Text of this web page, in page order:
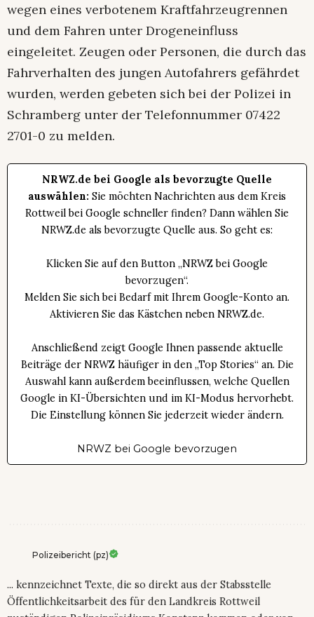
wegen eines verbotenem Kraftfahrzeugrennen
und dem Fahren unter Drogeneinfluss
eingeleitet. Zeugen oder Personen, die durch das
Fahrverhalten des jungen Autofahrers gefährdet
wurden, werden gebeten sich bei der Polizei in
Schramberg unter der Telefonnummer 07422
2701-0 zu melden.
NRWZ.de bei Google als bevorzugte Quelle
auswählen: Sie möchten Nachrichten aus dem Kreis
Rottweil bei Google schneller finden? Dann wählen Sie
NRWZ.de als bevorzugte Quelle aus. So geht es:
Klicken Sie auf den Button „NRWZ bei Google
bevorzugen“.
Melden Sie sich bei Bedarf mit Ihrem Google-Konto an.
Aktivieren Sie das Kästchen neben NRWZ.de.
Anschließend zeigt Google Ihnen passende aktuelle
Beiträge der NRWZ häufiger in den „Top Stories“ an. Die
Auswahl kann außerdem beeinflussen, welche Quellen
Google in KI-Übersichten und im KI-Modus hervorhebt.
Die Einstellung können Sie jederzeit wieder ändern.
NRWZ bei Google bevorzugen
Polizeibericht (pz)
... kennzeichnet Texte, die so direkt aus der Stabsstelle
Öffentlichkeitsarbeit des für den Landkreis Rottweil